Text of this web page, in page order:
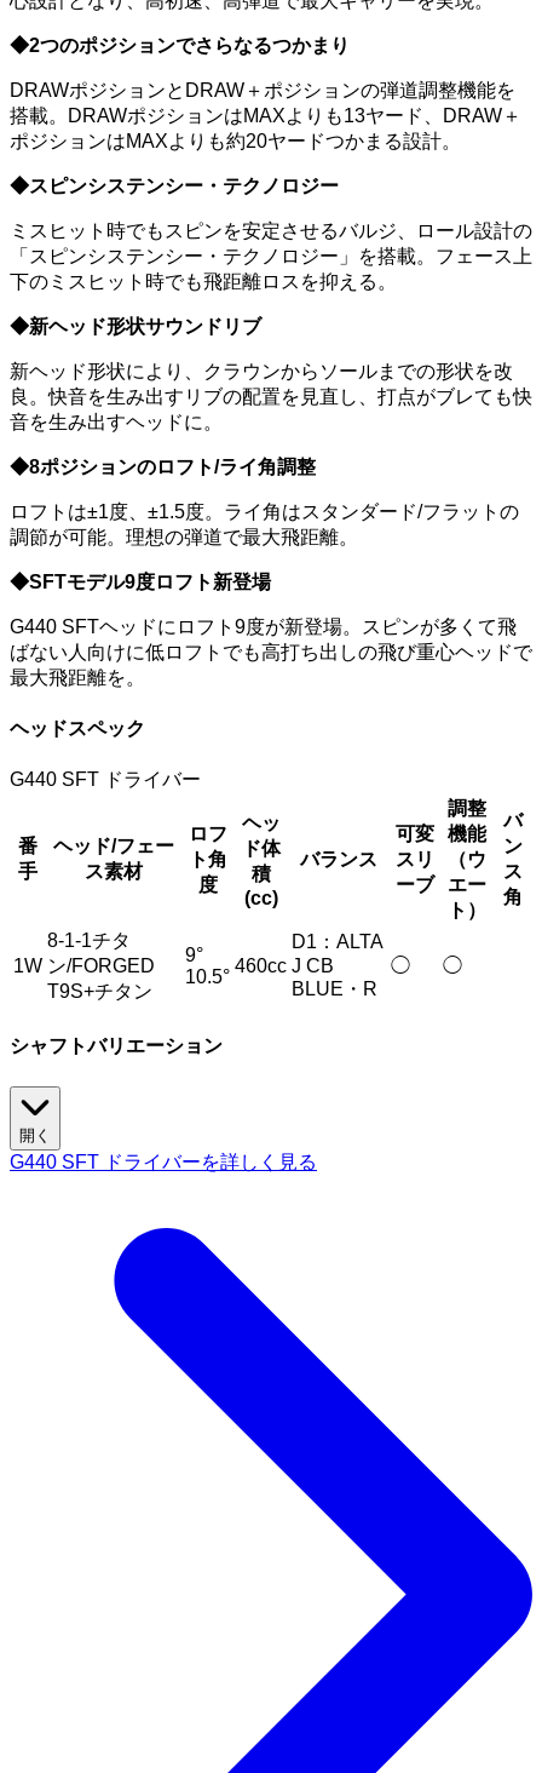
◆2つのポジションでさらなるつかまり
DRAWポジションとDRAW＋ポジションの弾道調整機能を
搭載。DRAWポジションはMAXよりも13ヤード、DRAW＋
ポジションはMAXよりも約20ヤードつかまる設計。
◆スピンシステンシー・テクノロジー
ミスヒット時でもスピンを安定させるバルジ、ロール設計の
「スピンシステンシー・テクノロジー」を搭載。フェース上
下のミスヒット時でも飛距離ロスを抑える。
◆新ヘッド形状サウンドリブ
新ヘッド形状により、クラウンからソールまでの形状を改
良。快音を生み出すリブの配置を見直し、打点がブレても快
音を生み出すヘッドに。
◆8ポジションのロフト/ライ角調整
ロフトは±1度、±1.5度。ライ角はスタンダード/フラットの
調節が可能。理想の弾道で最大飛距離。
◆SFTモデル9度ロフト新登場
G440 SFTヘッドにロフト9度が新登場。スピンが多くて飛
ばない人向けに低ロフトでも高打ち出しの飛び重心ヘッドで
最大飛距離を。
ヘッドスペック
G440 SFT ドライバー
番
手
ヘッド/フェー
ス素材
ロフ
ト角
度
ヘッ
ド体
積
(cc)
バランス
可変
スリ
ーブ
調整
機能
（ウ
エー
ト）
バ
ン
ス
角
1W
8-1-1チタ
ン/FORGED
T9S+チタン
9°
10.5°
460cc
D1：ALTA
J CB
BLUE・R
◯ ◯
シャフトバリエーション
開く
G440 SFT ドライバーを詳しく見る